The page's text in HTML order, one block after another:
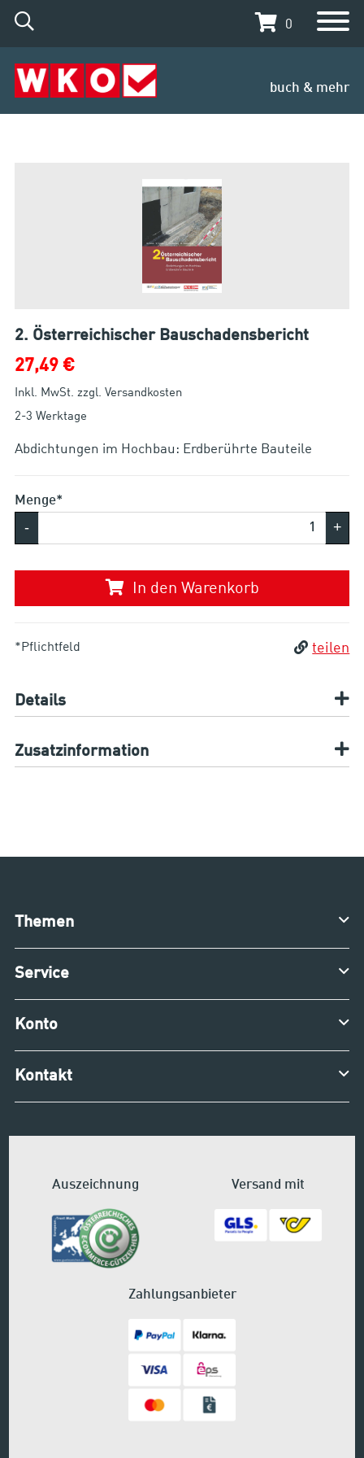
0
buch & mehr
2. Österreichischer Bauschadensbericht
27,49 €
Inkl. MwSt. zzgl. Versandkosten
2-3 Werktage
Abdichtungen im Hochbau: Erdberührte Bauteile
Menge*
- +
In den Warenkorb
*Pflichtfeld teilen
Details
Zusatzinformation
Themen
Service
Konto
Kontakt
Auszeichnung Versand mit
Zahlungsanbieter